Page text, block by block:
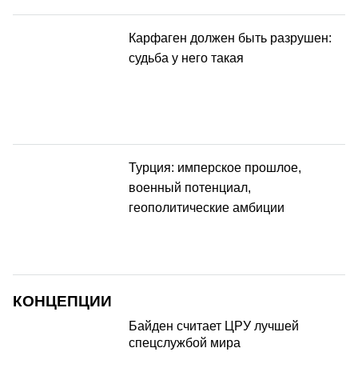
Карфаген должен быть разрушен:
судьба у него такая
Турция: имперское прошлое,
военный потенциал,
геополитические амбиции
КОНЦЕПЦИИ
Байден считает ЦРУ лучшей
спецслужбой мира